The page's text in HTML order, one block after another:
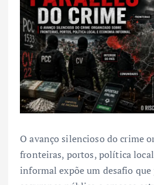
O avanço silencioso do crime
fronteiras, portos, política
informal expõe um desafio que